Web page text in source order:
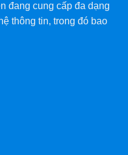
đang cung cấp đa dạng
thông tin, trong đó bao